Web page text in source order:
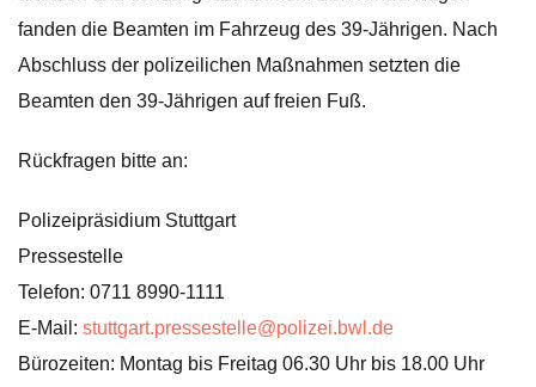
fanden die Beamten im Fahrzeug des 39-Jährigen. Nach
Abschluss der polizeilichen Maßnahmen setzten die
Beamten den 39-Jährigen auf freien Fuß.
Rückfragen bitte an:
Polizeipräsidium Stuttgart
Pressestelle
Telefon: 0711 8990-1111
E-Mail: stuttgart.pressestelle@polizei.bwl.de
Bürozeiten: Montag bis Freitag 06.30 Uhr bis 18.00 Uhr